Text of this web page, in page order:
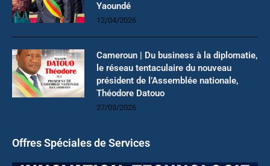
Yaoundé
12/04/2026
Cameroun | Du business à la diplomatie,
le réseau tentaculaire du nouveau
président de l’Assemblée nationale,
Théodore Datouo
27/03/2026
Offres Spéciales de Services